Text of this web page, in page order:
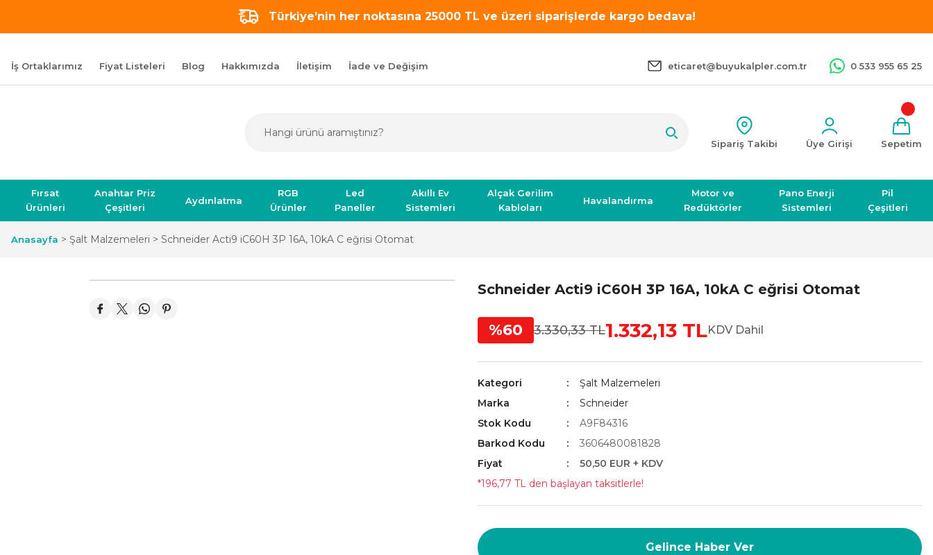
Türkiye’nin her noktasına 25000 TL ve üzeri siparişlerde kargo bedava!
İş Ortaklarımız Fiyat Listeleri Blog Hakkımızda İletişim İade ve Değişim eticaret@buyukalpler.com.tr 0 533 955 65 25
Sipariş Takibi Üye Girişi Sepetim
Fırsat
Ürünleri
Anahtar Priz
Çeşitleri
Aydınlatma
RGB
Ürünler
Led
Paneller
Akıllı Ev
Sistemleri
Alçak Gerilim
Kabloları
Havalandırma
Motor ve
Redüktörler
Pano Enerji
Sistemleri
Pil
Çeşitleri
Anasayfa Şalt Malzemeleri Schneider Acti9 iC60H 3P 16A, 10kA C eğrisi Otomat
Schneider Acti9 iC60H 3P 16A, 10kA C eğrisi Otomat
%60 3.330,33 TL1.332,13 TLKDV Dahil
Kategori
Şalt Malzemeleri
Marka
Schneider
Stok Kodu
A9F84316
Barkod Kodu
3606480081828
Fiyat
50,50 EUR + KDV
*196,77 TL den başlayan taksitlerle!
Gelince Haber Ver